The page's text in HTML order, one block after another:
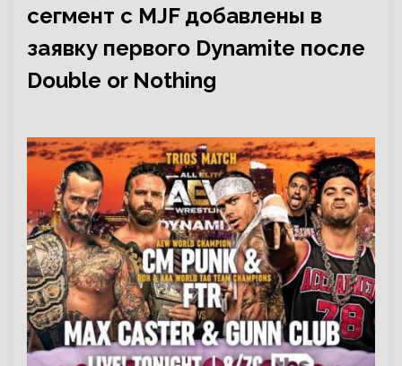
сегмент с MJF добавлены в
заявку первого Dynamite после
Double or Nothing